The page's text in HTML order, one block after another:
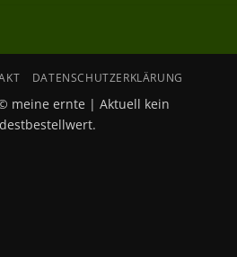
DATENSCHUTZERKLÄRUNG
meine ernte | Aktuell kein